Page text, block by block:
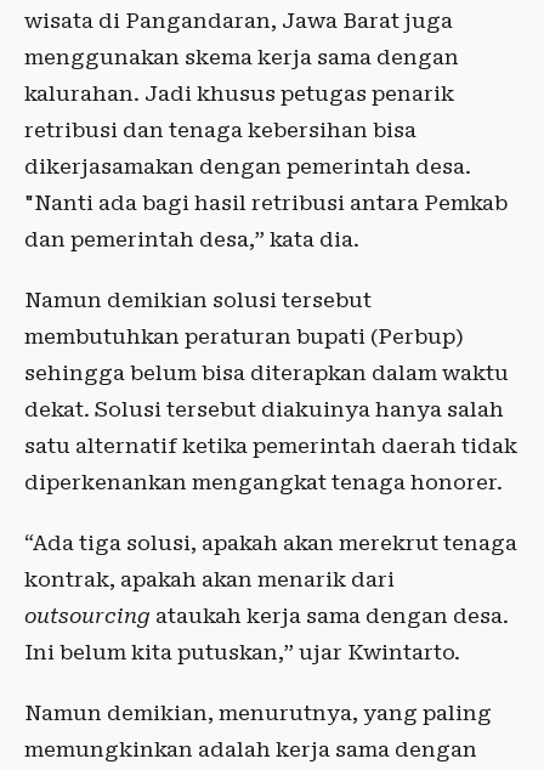
wisata di Pangandaran, Jawa Barat juga
menggunakan skema kerja sama dengan
kalurahan. Jadi khusus petugas penarik
retribusi dan tenaga kebersihan bisa
dikerjasamakan dengan pemerintah desa.
"Nanti ada bagi hasil retribusi antara Pemkab
dan pemerintah desa,” kata dia.
Namun demikian solusi tersebut
membutuhkan peraturan bupati (Perbup)
sehingga belum bisa diterapkan dalam waktu
dekat. Solusi tersebut diakuinya hanya salah
satu alternatif ketika pemerintah daerah tidak
diperkenankan mengangkat tenaga honorer.
“Ada tiga solusi, apakah akan merekrut tenaga
kontrak, apakah akan menarik dari
outsourcing ataukah kerja sama dengan desa.
Ini belum kita putuskan,” ujar Kwintarto.
Namun demikian, menurutnya, yang paling
memungkinkan adalah kerja sama dengan